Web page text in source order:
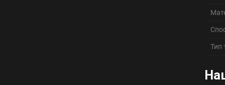
Тип